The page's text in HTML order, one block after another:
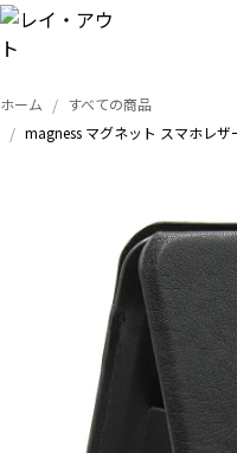
トップ
Xperia
Galaxy
AQUOS
ホーム
すべての商品
magness マグネット スマホレ